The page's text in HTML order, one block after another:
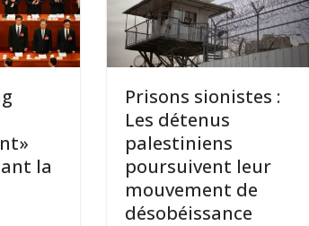
la
Prisons sionistes :
Les détenus
palestiniens
poursuivent leur
mouvement de
désobéissance